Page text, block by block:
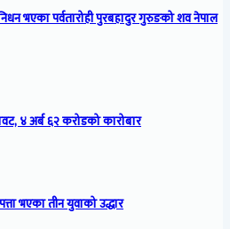
भएका पर्वतारोही पुरबहादुर गुरुङको शव नेपाल
४ अर्ब ६२ करोडको कारोबार
भएका तीन युवाको उद्धार